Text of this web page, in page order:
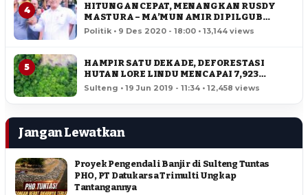
4
HITUNGAN CEPAT, MENANGKAN RUSDY
MASTURA – MA’MUN AMIR DI PILGUB
SULTENG
Politik • 9 Des 2020 - 18:00 • 13,144 views
5
HAMPIR SATU DEKADE, DEFORESTASI
HUTAN LORE LINDU MENCAPAI 7,923
HEKTAR
Sulteng • 19 Jun 2019 - 11:34 • 12,458 views
Jangan Lewatkan
Proyek Pengendali Banjir di Sulteng Tuntas
PHO, PT Datukarsa Trimulti Ungkap
Tantangannya